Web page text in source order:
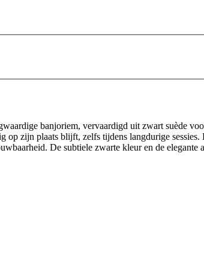
banjoriem, vervaardigd uit zwart suède
op zijn plaats blijft, zelfs tijdens langdurige
De subtiele zwarte kleur en de